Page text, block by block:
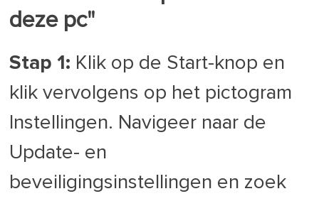
deze pc"
Stap 1: Klik op de Start-knop en
klik vervolgens op het pictogram
Instellingen. Navigeer naar de
Update- en
beveiligingsinstellingen en zoek